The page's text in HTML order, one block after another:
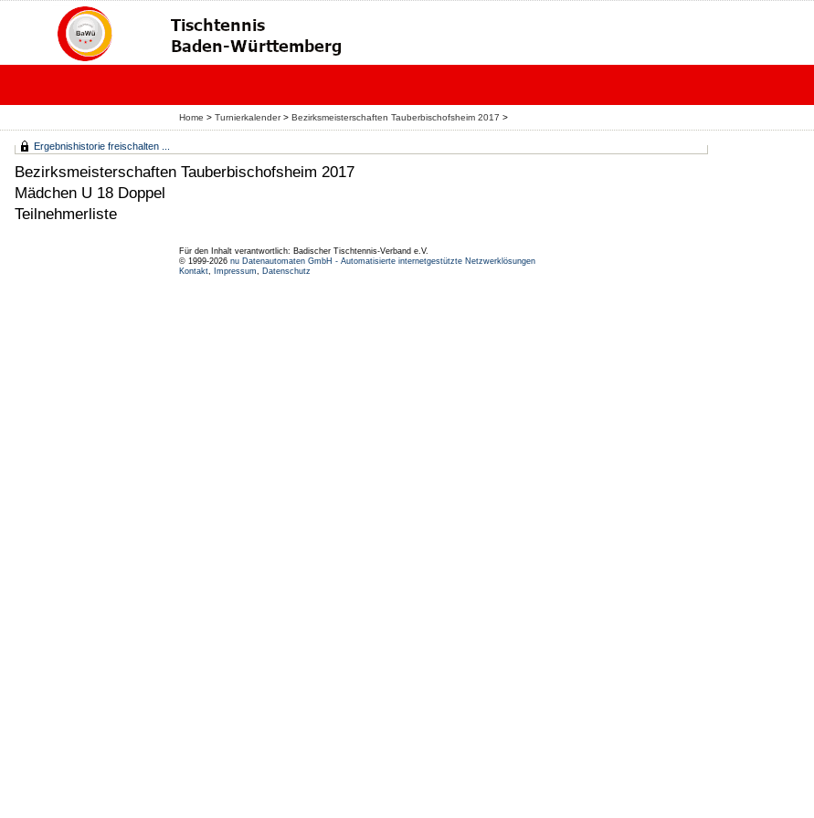
Home > Turnierkalender> Bezirksmeisterschaften Tauberbischofsheim 2017 >
Ergebnishistorie freischalten ...
Bezirksmeisterschaften Tauberbischofsheim 2017
Mädchen U 18 Doppel
Teilnehmerliste
Für den Inhalt verantwortlich: Badischer Tischtennis-Verband e.V.
© 1999-2026 nu Datenautomaten GmbH - Automatisierte internetgestützte Netzwerklösungen
Kontakt, Impressum, Datenschutz